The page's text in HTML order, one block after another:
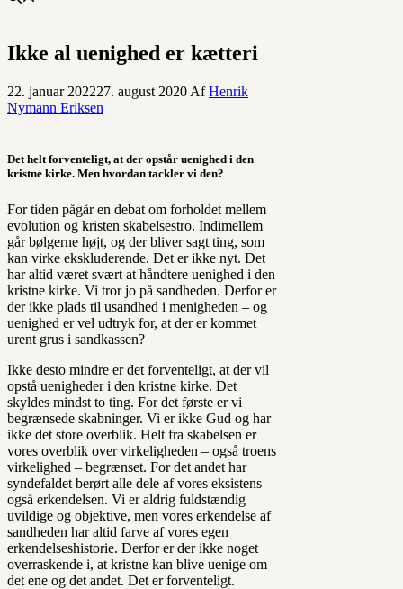
Ikke al uenighed er kætteri
22. januar 202227. august 2020 AfHenrik
Nymann Eriksen
Det helt forventeligt, at der opstår uenighed i den
kristne kirke. Men hvordan tackler vi den?
For tiden pågår en debat om forholdet mellem
evolution og kristen skabelsestro. Indimellem
går bølgerne højt, og der bliver sagt ting, som
kan virke ekskluderende. Det er ikke nyt. Det
har altid været svært at håndtere uenighed i den
kristne kirke. Vi tror jo på sandheden. Derfor er
der ikke plads til usandhed i menigheden – og
uenighed er vel udtryk for, at der er kommet
urent grus i sandkassen?
Ikke desto mindre er det forventeligt, at der vil
opstå uenigheder i den kristne kirke. Det
skyldes mindst to ting. For det første er vi
begrænsede skabninger. Vi er ikke Gud og har
ikke det store overblik. Helt fra skabelsen er
vores overblik over virkeligheden – også troens
virkelighed – begrænset. For det andet har
syndefaldet berørt alle dele af vores eksistens –
også erkendelsen. Vi er aldrig fuldstændig
uvildige og objektive, men vores erkendelse af
sandheden har altid farve af vores egen
erkendelseshistorie. Derfor er der ikke noget
overraskende i, at kristne kan blive uenige om
det ene og det andet. Det er forventeligt.